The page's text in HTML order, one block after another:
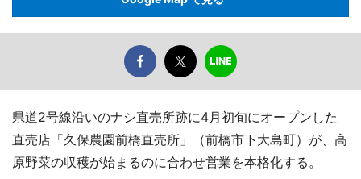
県道2号線沿いのナシ直売所跡に4月初旬にオープンした
直売店「久保農園前橋直売所」（前橋市下大島町）が、高
原野菜の収穫が始まるのに合わせ営業を本格化する。